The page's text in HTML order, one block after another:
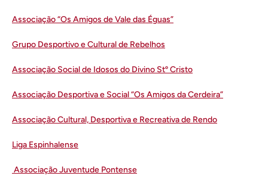
Associação “Os Amigos de Vale das Éguas”
Grupo Desportivo e Cultural de Rebelhos
Associação Social de Idosos do Divino Stº Cristo
Associação Desportiva e Social “Os Amigos da Cerdeira”
Associação Cultural, Desportiva e Recreativa de Rendo
Liga Espinhalense
Associação Juventude Pontense